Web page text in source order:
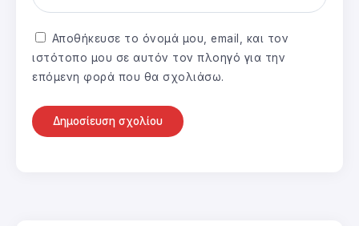
Αποθήκευσε το όνομά μου, email, και τον
ιστότοπο μου σε αυτόν τον πλοηγό για την
επόμενη φορά που θα σχολιάσω.